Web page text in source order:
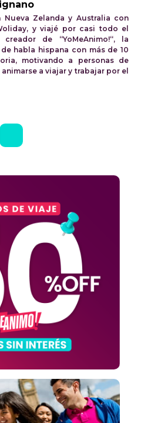
Nueva Zelanda y Australia con
y viajé por casi todo el
de “YoMeAnimo!“, la
habla hispana con más de 10
motivando a personas de
a viajar y trabajar por el